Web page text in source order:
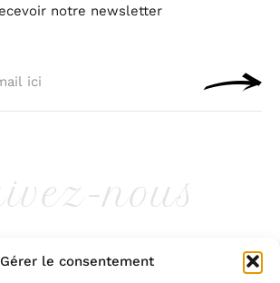
Gérer le consentement
notre newsletter
nous